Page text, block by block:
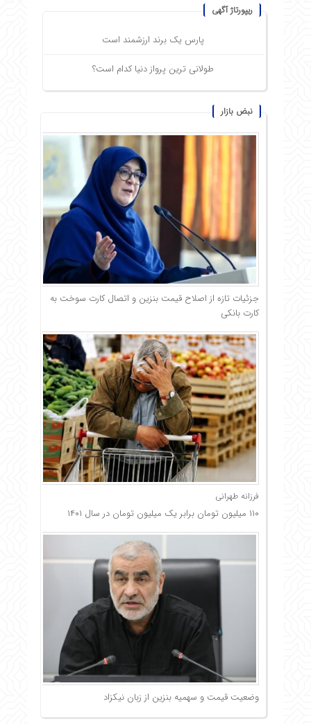
ریپورتاژ آگهی
پارس یک برند ارزشمند است
طولانی ترین پرواز دنیا کدام است؟
نبض بازار
جزئیات تازه از اصلاح قیمت بنزین و اتصال کارت سوخت به
کارت بانکی
فرزانه طهرانی
۱۱۰ میلیون تومان برابر یک میلیون تومان در سال ۱۴۰۱
وضعیت قیمت و سهمیه بنزین از زبان نیکزاد